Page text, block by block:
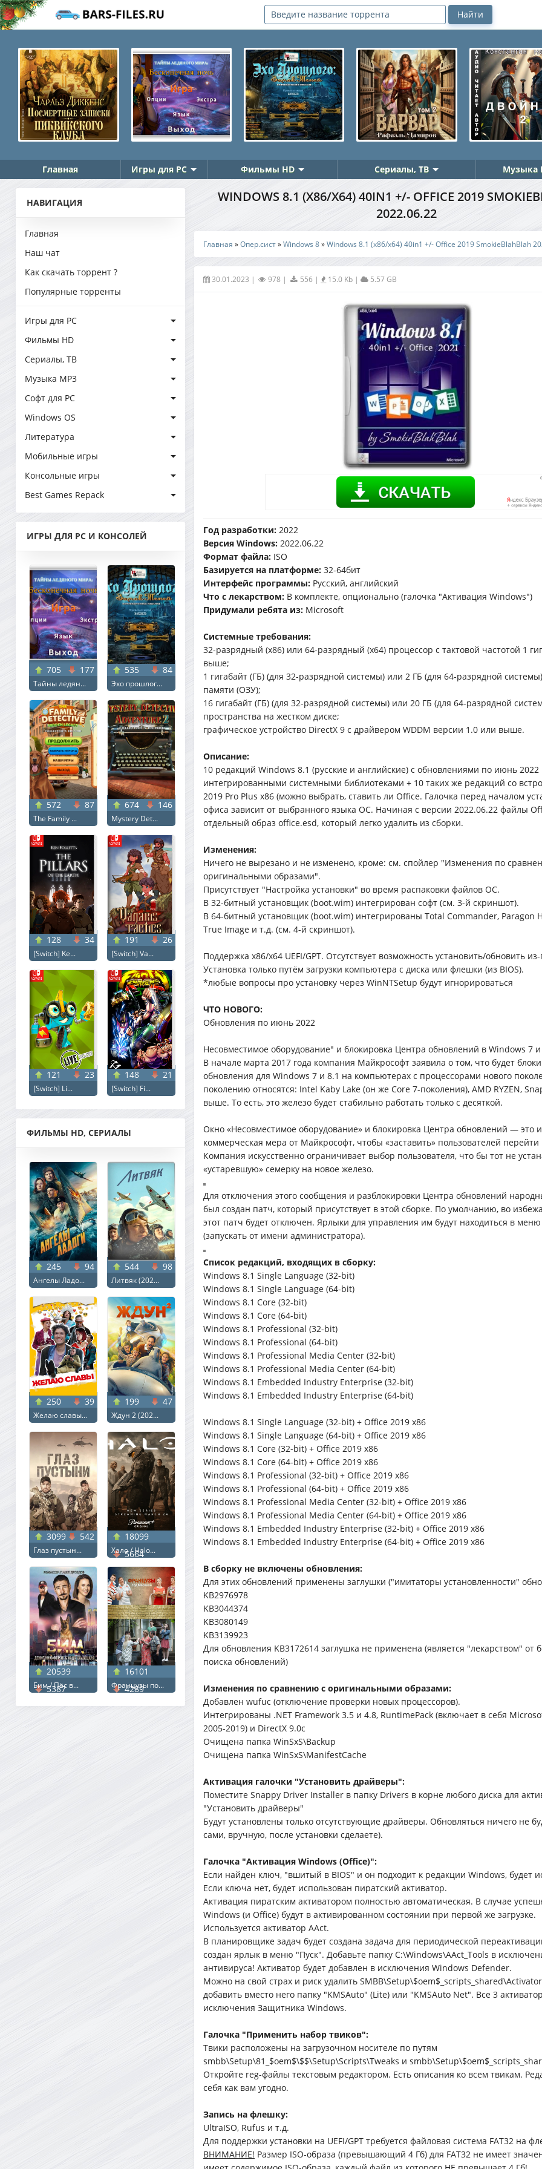
Главная Игры для PC Фильмы HD Сериалы, ТВ Музыка
НАВИГАЦИЯ
Главная
Наш чат
Как скачать торрент ?
Популярные торренты
Игры для PC
Фильмы HD
Сериалы, ТВ
Музыка MP3
Софт для PC
Windows OS
Литература
Мобильные игры
Консольные игры
Best Games Repack
ИГРЫ ДЛЯ PC И КОНСОЛЕЙ
705 177
Тайны ледян...
535 84
Эхо прошлог...
572 87
The Family ...
674 146
Mystery Det...
128 34
[Switch] Ke...
191 26
[Switch] Va...
121 23
[Switch] Li...
148 21
[Switch] Fi...
ФИЛЬМЫ HD, СЕРИАЛЫ
245 94
Ангелы Ладо...
544 98
Литвяк (202...
250 39
Желаю славы...
199 47
Ждун 2 (202...
3099 542
Глаз пустын...
18099
5664
Хало / Halo...
20539
5387
Бим / Пёс в...
16101
4289
Французы по...
WINDOWS 8.1 (X86/X64) 40IN1 +/- OFFICE 2019
2022.06.22
Главная »Опер.сист»Windows 8»Windows 8.1 (x86/x64) 40in1 +/- Office 2019 SmokieBlahBlah
30.01.2023 | 978 | 556| 15.0 Kb| 5.57 GB
Год разработки: 2022
Версия Windows: 2022.06.22
Формат файла: ISO
Базируется на платформе: 32-64бит
Интерфейс программы: Русский, английский
Что с лекарством: В комплекте, опционально (галочка "Активация Windows")
Придумали ребята из: Microsoft
Системные требования:
32-разрядный (x86) или 64-разрядный (x64) процессор с тактовой частотой 1
выше;
1 гигабайт (ГБ) (для 32-разрядной системы) или 2 ГБ (для 64-разрядной
памяти (ОЗУ);
16 гигабайт (ГБ) (для 32-разрядной системы) или 20 ГБ (для 64-разрядной
пространства на жестком диске;
графическое устройство DirectX 9 с драйвером WDDM версии 1.0 или выше.
Описание:
10 редакций Windows 8.1 (русские и английские) с обновлениями по июнь 2022
интегрированными системными библиотеками + 10 таких же редакций со
2019 Pro Plus x86 (можно выбрать, ставить ли Office. Галочка перед началом
офиса зависит от выбранного языка ОС. Начиная с версии 2022.06.22 файлы
отдельный образ office.esd, который легко удалить из сборки.
Изменения:
Ничего не вырезано и не изменено, кроме: см. спойлер "Изменения по
оригинальными образами".
Присутствует "Настройка установки" во время распаковки файлов ОС.
В 32-битный установщик (boot.wim) интегрирован софт (см. 3-й скриншот).
В 64-битный установщик (boot.wim) интегрированы Total Commander, Paragon
True Image и т.д. (см. 4-й скриншот).
Поддержка x86/x64 UEFI/GPT. Отсутствует возможность установить/обновить
Установка только путём загрузки компьютера с диска или флешки (из BIOS).
*любые вопросы про установку через WinNTSetup будут игнорироваться
ЧТО НОВОГО:
Обновления по июнь 2022
Несовместимое оборудование" и блокировка Центра обновлений в Windows 7
В начале марта 2017 года компания Майкрософт заявила о том, что будет
обновления для Windows 7 и 8.1 на компьютерах с процессорами нового
поколению относятся: Intel Kaby Lake (он же Core 7-поколения), AMD RYZEN,
выше. То есть, это железо будет стабильно работать только с десяткой.
Окно «Несовместимое оборудование» и блокировка Центра обновлений — это
коммерческая мера от Майкрософт, чтобы «заставить» пользователей
Компания искусственно ограничивает выбор пользователя, что бы тот не
«устаревшую» семерку на новое железо.
Для отключения этого сообщения и разблокировки Центра обновлений
был создан патч, который присутствует в этой сборке. По умолчанию, во
этот патч будет отключен. Ярлыки для управления им будут находиться в
(запускать от имени администратора).
Список редакций, входящих в сборку:
Windows 8.1 Single Language (32-bit)
Windows 8.1 Single Language (64-bit)
Windows 8.1 Core (32-bit)
Windows 8.1 Core (64-bit)
Windows 8.1 Professional (32-bit)
Windows 8.1 Professional (64-bit)
Windows 8.1 Professional Media Center (32-bit)
Windows 8.1 Professional Media Center (64-bit)
Windows 8.1 Embedded Industry Enterprise (32-bit)
Windows 8.1 Embedded Industry Enterprise (64-bit)
Windows 8.1 Single Language (32-bit) + Office 2019 x86
Windows 8.1 Single Language (64-bit) + Office 2019 x86
Windows 8.1 Core (32-bit) + Office 2019 x86
Windows 8.1 Core (64-bit) + Office 2019 x86
Windows 8.1 Professional (32-bit) + Office 2019 x86
Windows 8.1 Professional (64-bit) + Office 2019 x86
Windows 8.1 Professional Media Center (32-bit) + Office 2019 x86
Windows 8.1 Professional Media Center (64-bit) + Office 2019 x86
Windows 8.1 Embedded Industry Enterprise (32-bit) + Office 2019 x86
Windows 8.1 Embedded Industry Enterprise (64-bit) + Office 2019 x86
В сборку не включены обновления:
Для этих обновлений применены заглушки ("имитаторы установленности"
KB2976978
KB3044374
KB3080149
KB3139923
Для обновления KB3172614 заглушка не применена (является "лекарством" от
поиска обновлений)
Изменения по сравнению с оригинальными образами:
Добавлен wufuc (отключение проверки новых процессоров).
Интегрированы .NET Framework 3.5 и 4.8, RuntimePack (включает в себя
2005-2019) и DirectX 9.0c
Очищена папка WinSxS\Backup
Очищена папка WinSxS\ManifestCache
Активация галочки "Установить драйверы":
Поместите Snappy Driver Installer в папку Drivers в корне любого диска для
"Установить драйверы"
Будут установлены только отсутствующие драйверы. Обновляться ничего не
сами, вручную, после установки сделаете).
Галочка "Активация Windows (Office)":
Если найден ключ, "вшитый в BIOS" и он подходит к редакции Windows, будет
Если ключа нет, будет использован пиратский активатор.
Активация пиратским активатором полностью автоматическая. В случае
Windows (и Office) будут в активированном состоянии при первой же загрузке.
Используется активатор AAct.
В планировщике задач будет создана задача для периодической
создан ярлык в меню "Пуск". Добавьте папку C:\Windows\AAct_Tools в
антивируса! Активатор будет добавлен в исключения Windows Defender.
Можно на свой страх и риск удалить
добавить вместо него папку "KMSAuto" (Lite) или "KMSAuto Net". Все 3
исключения Защитника Windows.
Галочка "Применить набор твиков":
Твики расположены на загрузочном носителе по путям
smbb\Setup\81_$oem$\$$\Setup\Scripts\Tweaks и
Откройте reg-файлы текстовым редактором. Есть описания ко всем твикам.
себя как вам угодно.
Запись на флешку:
UltraISO, Rufus и т.д.
Для поддержки установки на UEFI/GPT требуется файловая система FAT32 на
ВНИМАНИЕ! Размер ISO-образа (превышающий 4 Гб) для FAT32 не имеет